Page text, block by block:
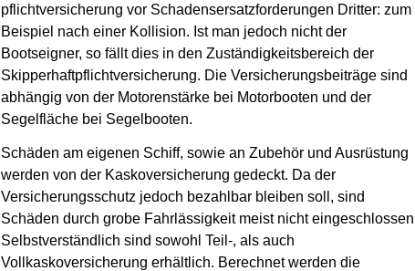
pflichtversicherung vor Schadensersatzforderungen Dritter: zum
Beispiel nach einer Kollision. Ist man jedoch nicht der
Bootseigner, so fällt dies in den Zuständigkeitsbereich der
Skipperhaftpflichtversicherung. Die Versicherungsbeiträge sind
abhängig von der Motorenstärke bei Motorbooten und der
Segelfläche bei Segelbooten.
Schäden am eigenen Schiff, sowie an Zubehör und Ausrüstung
werden von der Kaskoversicherung gedeckt. Da der
Versicherungsschutz jedoch bezahlbar bleiben soll, sind
Schäden durch grobe Fahrlässigkeit meist nicht
Selbstverständlich sind sowohl Teil-, als auch
Vollkaskoversicherung erhältlich. Berechnet werden die